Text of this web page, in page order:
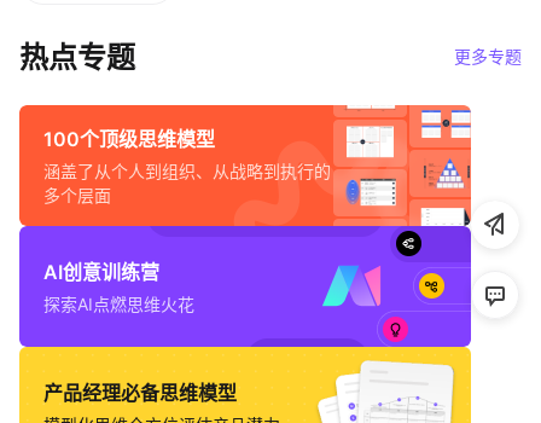
热点专题 更多专题
100个顶级思维模型
涵盖了从个人到组织、从战略到执行的
多个层面
AI创意训练营
探索AI点燃思维火花
产品经理必备思维模型